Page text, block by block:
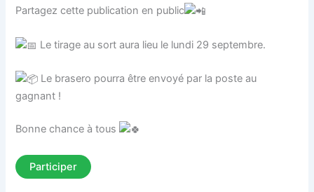
Partagez cette publication en public
Le tirage au sort aura lieu le lundi 29 septembre.
Le brasero pourra être envoyé par la poste au
gagnant !
Bonne chance à tous
Participer